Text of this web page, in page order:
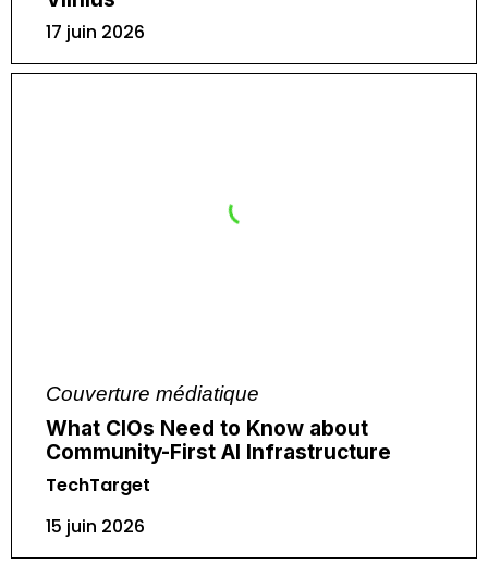
17 juin 2026
Couverture médiatique
What CIOs Need to Know about
Community-First AI Infrastructure
TechTarget
15 juin 2026